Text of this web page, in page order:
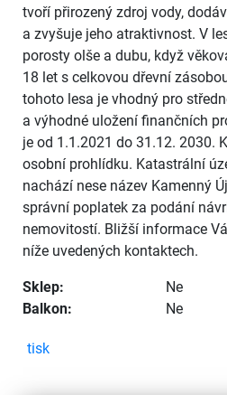
tvoří přirozený zdroj vody,
a zvyšuje jeho atraktivnost. V
porosty olše a dubu, když
18 let s celkovou dřevní
tohoto lesa je vhodný pro
a výhodné uložení finančních
je od 1.1.2021 do 31.12. 2030.
osobní prohlídku. Katastrální
nachází nese název Kamenný
správní poplatek za podání
nemovitostí. Bližší informace
níže uvedených kontaktech.
Sklep:
Ne
Balkon:
Ne
tisk